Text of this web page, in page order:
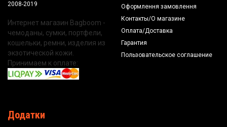
2008-2019
Интернет магазин Bagboom -
чемоданы, сумки, портфели,
кошельки, ремни, изделия из
экзотической кожи.
Принимаем к оплате:
Оформлення замовлення
Контакты/О магазине
Оплата/Доставка
Гарантия
Пользовательское соглашение
Додатки